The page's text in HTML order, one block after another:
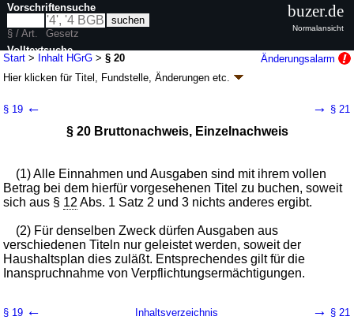
Start > Inhalt HGrG >§ 20
Änderungsalarm
Hier klicken fürTitel, Fundstelle, Änderungen etc.
BGBl. 2026 I Nr. 137
Teil I Vorschriften für die Gesetzgebung des Bundes und
der Länder
Abschnitt III Ausführung des Haushaltsplans
§ 19 ← → § 21
§ 20 Bruttonachweis, Einzelnachweis
(1) Alle Einnahmen und Ausgaben sind mit ihrem vollen
Betrag bei dem hierfür vorgesehenen Titel zu buchen, soweit
sich aus § 12 Abs. 1 Satz 2 und 3 nichts anderes ergibt.
(2) Für denselben Zweck dürfen Ausgaben aus
verschiedenen Titeln nur geleistet werden, soweit der
Haushaltsplan dies zuläßt. Entsprechendes gilt für die
Inanspruchnahme von Verpflichtungsermächtigungen.
§ 19 ← Inhaltsverzeichnis → § 21
Vorschriftensuche
§ / Art.
Gesetz
Volltextsuche
nur in HGrG
buzer.de
Normalansicht